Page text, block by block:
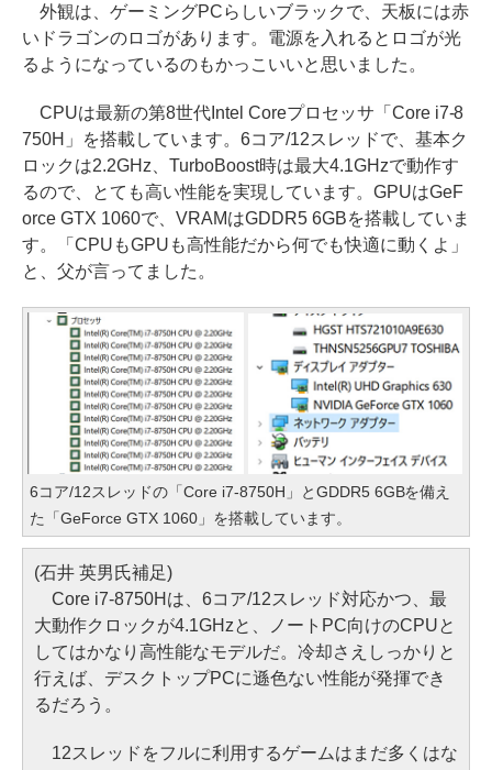
外観は、ゲーミングPCらしいブラックで、天板には赤
いドラゴンのロゴがあります。電源を入れるとロゴが光
るようになっているのもかっこいいと思いました。
CPUは最新の第8世代Intel Coreプロセッサ「Core i7-8
750H」を搭載しています。6コア/12スレッドで、基本ク
ロックは2.2GHz、TurboBoost時は最大4.1GHzで動作す
るので、とても高い性能を実現しています。GPUはGeF
orce GTX 1060で、VRAMはGDDR5 6GBを搭載していま
す。「CPUもGPUも高性能だから何でも快適に動くよ」
と、父が言ってました。
6コア/12スレッドの「Core i7-8750H」とGDDR5 6GBを備え
た「GeForce GTX 1060」を搭載しています。
(石井 英男氏補足)
Core i7-8750Hは、6コア/12スレッド対応かつ、最
大動作クロックが4.1GHzと、ノートPC向けのCPUと
してはかなり高性能なモデルだ。冷却さえしっかりと
行えば、デスクトップPCに遜色ない性能が発揮でき
るだろう。
12スレッドをフルに利用するゲームはまだ多くはな